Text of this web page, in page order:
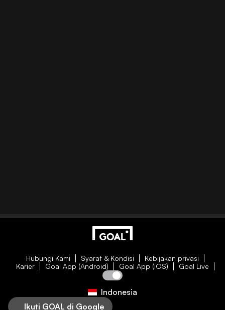
Hubungi Kami Syarat & Kondisi
Kebijakan privasi
Karier
Goal App (Android) Goal App (iOS) Goal Live
Indonesia
Ikuti GOAL di Google